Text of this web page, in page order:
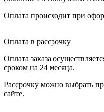
Оплата происходит при
Оплата в рассрочку
Оплата заказа
сроком на 24 месяца.
Рассрочку можно выбрать
сайте.